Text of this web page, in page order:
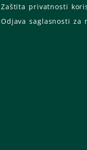
Zaštita privatnosti
Odjava saglasnosti za